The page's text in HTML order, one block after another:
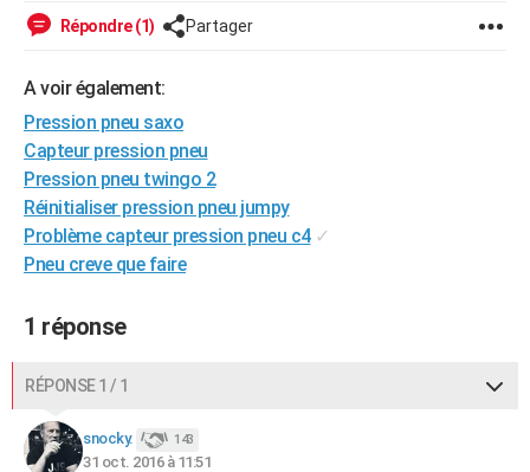
Alimentation
Guide de la santé
Maladies
Médicaments
Sommeil
VOYAGE
GUIDES D'ACHAT
BONS PLANS
CARTE DE VOEUX
Carte de Noël
Carte Bonne année
Carte Saint-Valentin
Carte Pâques
Carte d'anniversaire
DICTIONNAIRE
FORUM
Répondre (1) Partager
A voir également:
Pression pneu saxo
Capteur pression pneu
Pression pneu twingo 2
Réinitialiser pression pneu jumpy
Problème capteur pression pneu c4 ✓
Pneu creve que faire
1 réponse
RÉPONSE 1 / 1
snocky. 143
31 oct. 2016 à 11:51